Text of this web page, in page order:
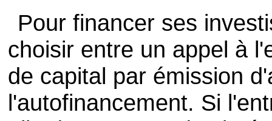
Pour financer ses
choisir entre un appel à
de capital par émission
l'autofinancement. Si